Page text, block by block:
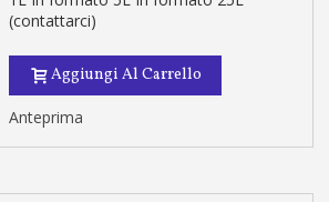
(contattarci)
Aggiungi Al Carrello
Anteprima